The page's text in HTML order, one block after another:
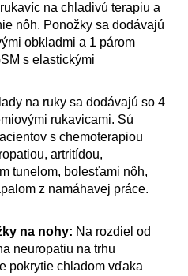
na chladivú terapiu a
nôh. Ponožky sa dodávajú
obkladmi a 1 párom
s elastickými
na ruky sa dodávajú so 4
rukavicami. Sú
s chemoterapiou
artritídou,
tunelom, bolesťami nôh,
z namáhavej práce.
na nohy: Na rozdiel od
neuropatiu na trhu
pokrytie chladom vďaka